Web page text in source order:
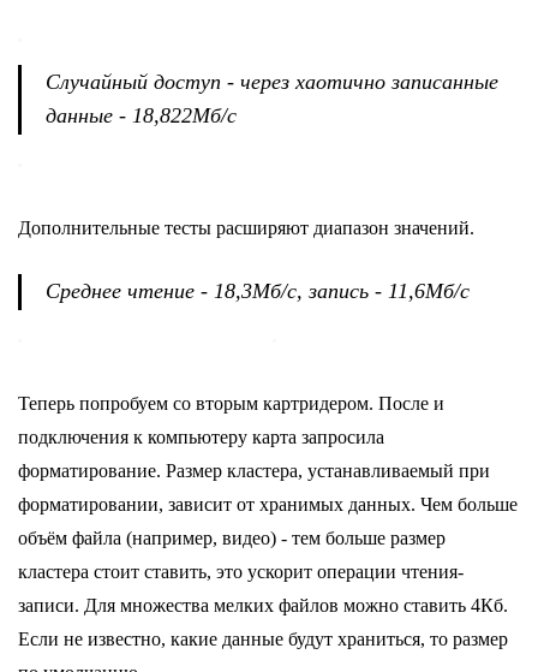
Случайный доступ - через хаотично записанные
данные - 18,822Мб/с
Дополнительные тесты расширяют диапазон значений.
Среднее чтение - 18,3Мб/с, запись - 11,6Мб/с
Теперь попробуем со вторым картридером. После и
подключения к компьютеру карта запросила
форматирование. Размер кластера, устанавливаемый при
форматировании, зависит от хранимых данных. Чем больше
объём файла (например, видео) - тем больше размер
кластера стоит ставить, это ускорит операции чтения-
записи. Для множества мелких файлов можно ставить 4Кб.
Если не известно, какие данные будут храниться, то размер